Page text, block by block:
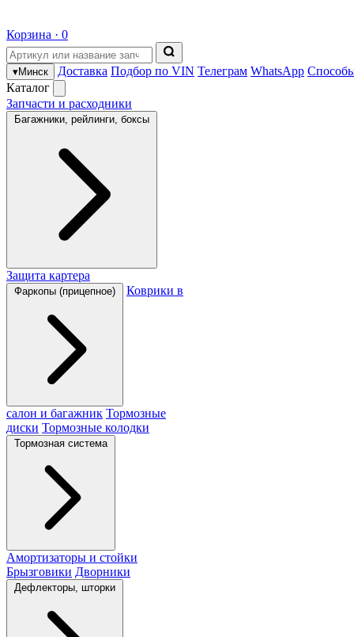
Корзина · 0
▾Минск Доставка Подбор по VIN Телеграм WhatsApp
Каталог
Запчасти и расходники
Багажники, рейлинги, боксы
Защита картера
Фаркопы (прицепное) Коврики в
салон и багажник Тормозные
диски Тормозные колодки
Тормозная система
Амортизаторы и стойки
Брызговики Дворники
Дефлекторы, шторки